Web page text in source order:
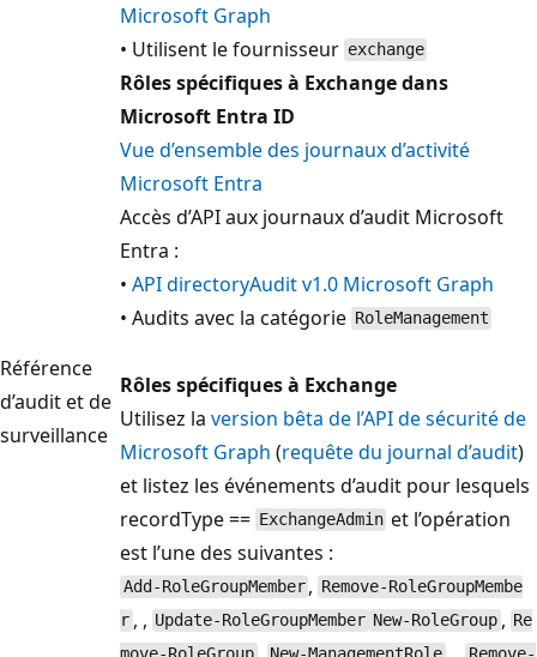
Microsoft Graph
• Utilisent le fournisseur exchange
Référence
d’audit et de
surveillance
Rôles spécifiques à Exchange dans
Microsoft Entra ID
Vue d’ensemble des journaux d’activité
Microsoft Entra
Accès d’API aux journaux d’audit Microsoft
Entra :
• API directoryAudit v1.0 Microsoft Graph
• Audits avec la catégorie RoleManagement
Rôles spécifiques à Exchange
Utilisez la version bêta de l’API de sécurité de
Microsoft Graph (requête du journal d’audit)
et listez les événements d’audit pour lesquels
recordType == ExchangeAdmin et l’opération
est l’une des suivantes :
Add-RoleGroupMember , Remove-RoleGroupMembe
r , , Update-RoleGroupMember New-RoleGroup , Re